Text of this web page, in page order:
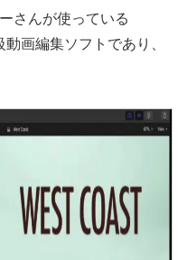
さんが使っている
画編集ソフトであり、